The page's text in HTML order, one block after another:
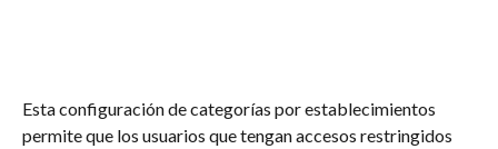
Esta configuración de categorías por establecimientos
permite que los usuarios que tengan accesos restringidos